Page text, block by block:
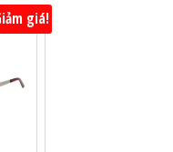
giá!